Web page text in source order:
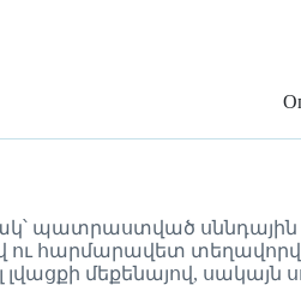
պատրաստված սննդային
հարմարավետ
լվացքի մեքենայով,